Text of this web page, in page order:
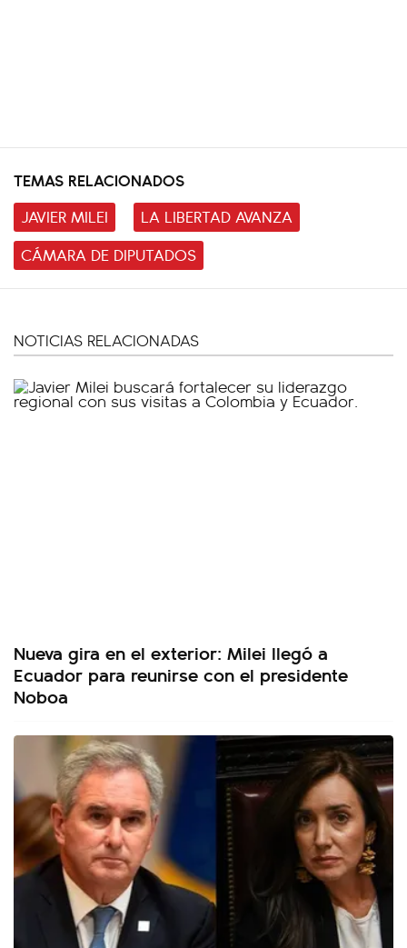
TEMAS RELACIONADOS
JAVIER MILEI
LA LIBERTAD AVANZA
CÁMARA DE DIPUTADOS
NOTICIAS RELACIONADAS
Nueva gira en el exterior: Milei llegó a
Ecuador para reunirse con el presidente
Noboa